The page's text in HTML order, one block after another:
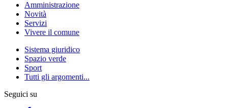
Amministrazione
Novità
Servizi
Vivere il comune
Sistema giuridico
Spazio verde
Sport
Tutti gli argomenti...
Seguici su